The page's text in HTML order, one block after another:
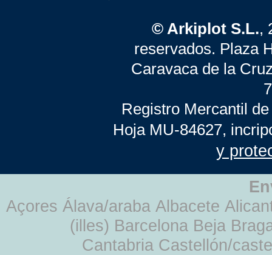
© Arkiplot S.L.,
reservados. Plaza
Caravaca de la
Registro Mercantil
Hoja MU-84627,
y
Açores Álava/araba Albacete
(illes) Barcelona Beja
Cantabria Castellón/